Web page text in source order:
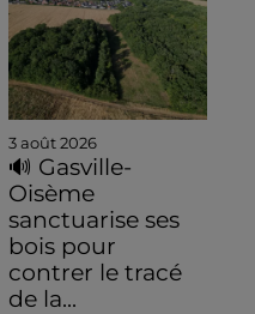
3 août 2026
🔊 Gasville-
Oisème
sanctuarise ses
bois pour
contrer le tracé
de la...